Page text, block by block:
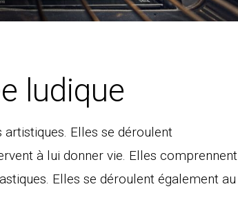
ludique
Elles se déroulent
à lui donner vie. Elles comprennent
Elles se déroulent également au